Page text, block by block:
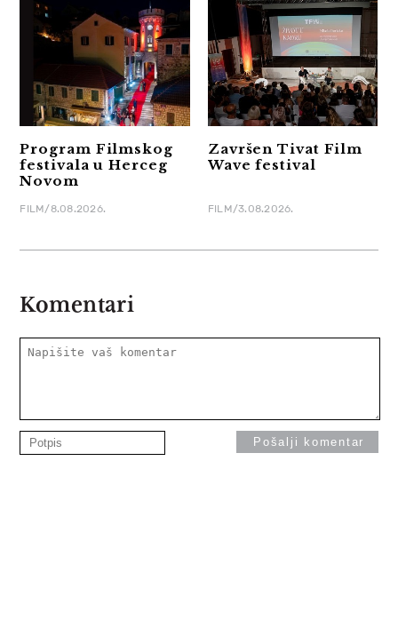
Program Filmskog
festivala u Herceg
Novom
FILM/8.08.2026.
Završen Tivat Film
Wave festival
FILM/3.08.2026.
Komentari